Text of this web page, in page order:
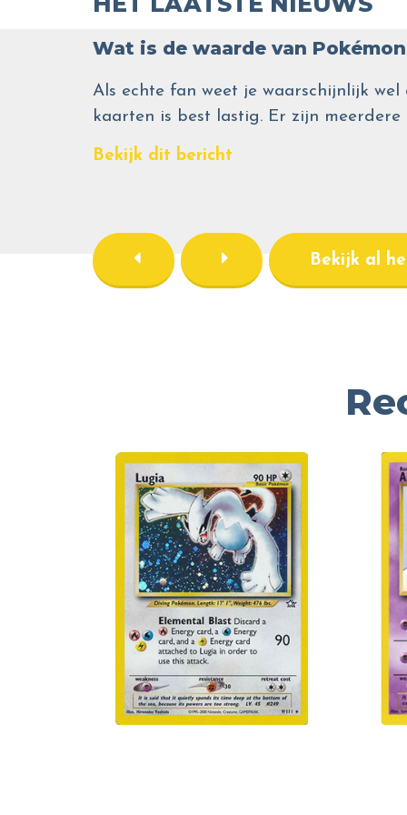
Wat is de waarde van
Als echte fan weet je waarschijnlijk
kaarten is best lastig. Er zijn
Bekijk dit bericht
Bekijk al